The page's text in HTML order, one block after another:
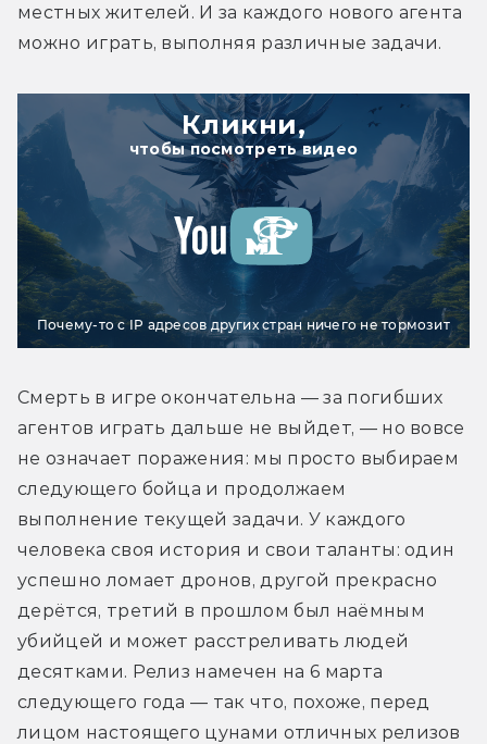
местных жителей. И за каждого нового агента
можно играть, выполняя различные задачи.
Кликни,
чтобы посмотреть видео
Почему-то с IP адресов других стран ничего не тормозит
Смерть в игре окончательна — за погибших
агентов играть дальше не выйдет, — но вовсе
не означает поражения: мы просто выбираем
следующего бойца и продолжаем
выполнение текущей задачи. У каждого
человека своя история и свои таланты: один
успешно ломает дронов, другой прекрасно
дерётся, третий в прошлом был наёмным
убийцей и может расстреливать людей
десятками. Релиз намечен на 6 марта
следующего года — так что, похоже, перед
лицом настоящего цунами отличных релизов